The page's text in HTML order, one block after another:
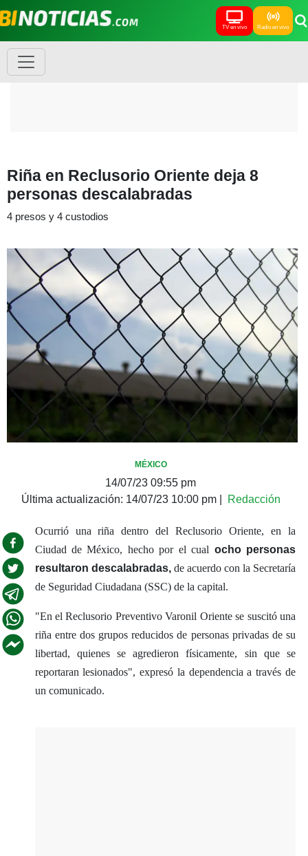
TV en vivo Radio en vivo
Riña en Reclusorio Oriente deja 8
personas descalabradas
4 presos y 4 custodios
MÉXICO
14/07/23 09:55 pm
Última actualización: 14/07/23 10:00 pm| Redacción
Ocurrió una riña dentro del Reclusorio Oriente, en la
Ciudad de México, hecho por el cual ocho personas
resultaron descalabradas,de acuerdo con la Secretaría
de Seguridad Ciudadana (SSC) de la capital.
"En el Reclusorio Preventivo Varonil Oriente se suscitó una
riña entre dos grupos reducidos de personas privadas de su
libertad, quienes se agredieron físicamente, sin que se
reportaran lesionados", expresó la dependencia a través de
un comunicado.